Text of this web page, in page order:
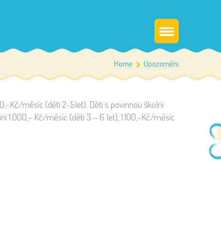
Home Upozornění
Kč/měsíc (děti 2-5let). Děti s povinnou školní
1.000,- Kč/měsíc (děti 3 – 6 let), 1.100,-Kč/měsíc